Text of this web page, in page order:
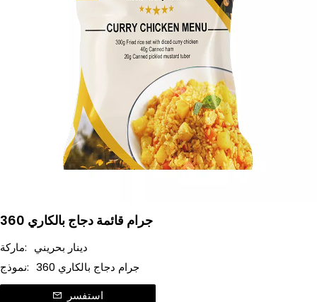
360 جرام قائمة دجاج بالكاري
ماركة: دينار بحريني
نموذج:
360 جرام دجاج بالكاري
استفسر